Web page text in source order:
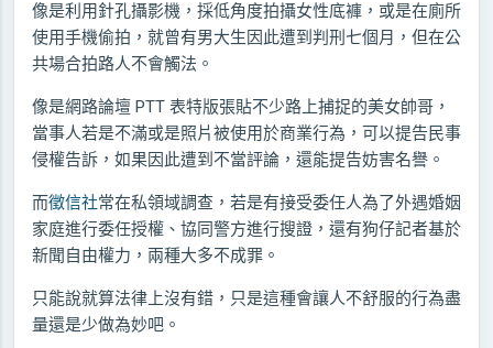
像是利用針孔攝影機，採低角度拍攝女性底褲，或是在廁所
使用手機偷拍，就曾有男大生因此遭到判刑七個月，但在公
共場合拍路人不會觸法。
像是網路論壇 PTT 表特版張貼不少路上捕捉的美女帥哥，
當事人若是不滿或是照片被使用於商業行為，可以提告民事
侵權告訴，如果因此遭到不當評論，還能提告妨害名譽。
而徵信社常在私領域調查，若是有接受委任人為了外遇婚姻
家庭進行委任授權、協同警方進行搜證，還有狗仔記者基於
新聞自由權力，兩種大多不成罪。
只能說就算法律上沒有錯，只是這種會讓人不舒服的行為盡
量還是少做為妙吧。